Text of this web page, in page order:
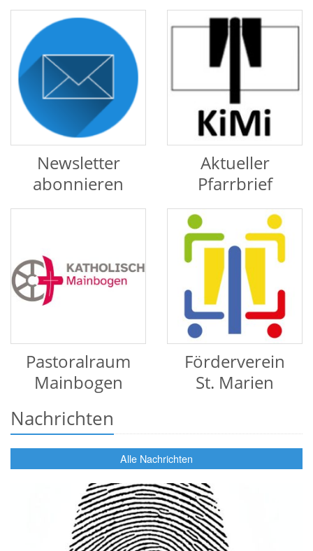
Newsletter
abonnieren
Aktueller
Pfarrbrief
Pastoralraum
Mainbogen
Förderverein
St. Marien
Nachrichten
Alle Nachrichten